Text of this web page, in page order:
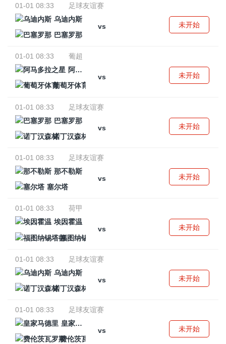
01-01 08:33
足球友谊赛
乌迪内斯
vs
巴塞罗那
未开始
01-01 08:33
葡超
阿马多拉之星
vs
葡萄牙体育
未开始
01-01 08:33
足球友谊赛
巴塞罗那
vs
诺丁汉森林
未开始
01-01 08:33
足球友谊赛
那不勒斯
vs
塞尔塔
未开始
01-01 08:33
荷甲
埃因霍温
vs
福图纳锡塔德
未开始
01-01 08:33
足球友谊赛
乌迪内斯
vs
诺丁汉森林
未开始
01-01 08:33
足球友谊赛
皇家马德里
vs
费伦茨瓦罗斯
未开始